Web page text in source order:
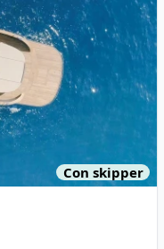
Con skipper